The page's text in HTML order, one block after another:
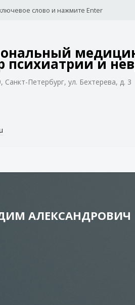
психиатрии и
Санкт-Петербург, ул. Бехтерева, д. 3
АЛЕКСАНДРОВИЧ